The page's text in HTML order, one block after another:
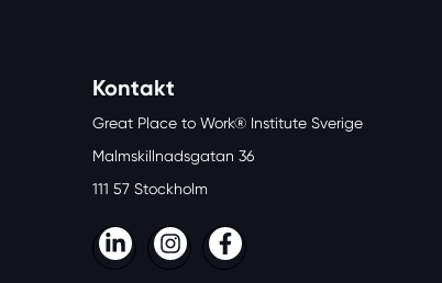
Kontakt
Great Place to Work® Institute Sverige
Malmskillnadsgatan 36
111 57 Stockholm